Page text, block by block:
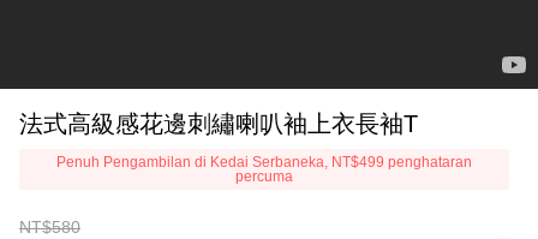
法式高級感花邊刺繡喇叭袖上衣長袖T
Penuh Pengambilan di Kedai Serbaneka, NT$499 penghataran
percuma
NT$580